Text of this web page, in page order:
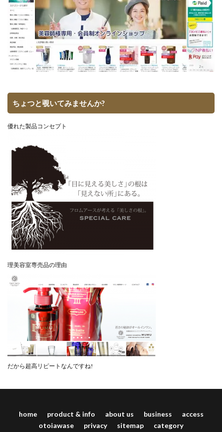
ちょつと覗いてみませんか?
優れた製品コンセプト
理美容室専売品の理由
だから超高リピートなんですね!
home product & info about us business
access
otoiawase
privacy sitemap category